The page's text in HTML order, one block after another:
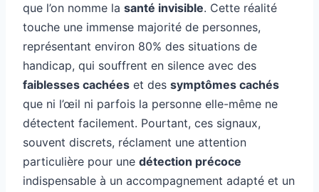
que l’on nomme la santé invisible. Cette réalité
touche une immense majorité de personnes,
représentant environ 80% des situations de
handicap, qui souffrent en silence avec des
faiblesses cachées et des symptômes cachés
que ni l’œil ni parfois la personne elle-même ne
détectent facilement. Pourtant, ces signaux,
souvent discrets, réclament une attention
particulière pour une détection précoce
indispensable à un accompagnement adapté et un